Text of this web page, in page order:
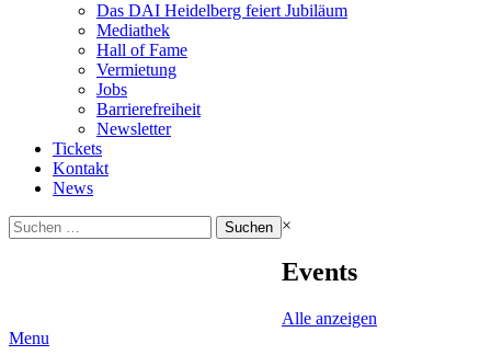
Das DAI Heidelberg feiert Jubiläum
Mediathek
Hall of Fame
Vermietung
Jobs
Barrierefreiheit
Newsletter
Tickets
Kontakt
News
Suchen
nach:
×
Events
Alle anzeigen
Menu